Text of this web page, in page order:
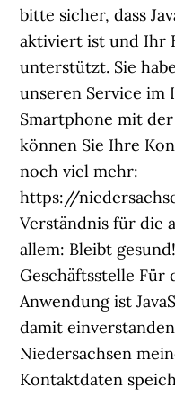
bitte sicher, dass
aktiviert ist und Ihr
unterstützt. Sie
unseren Service
Smartphone mit
können Sie Ihre
noch viel mehr:
https://
Verständnis für die
allem: Bleibt
Geschäftsstelle Für
Anwendung ist
damit
Niedersachsen
Kontaktdaten